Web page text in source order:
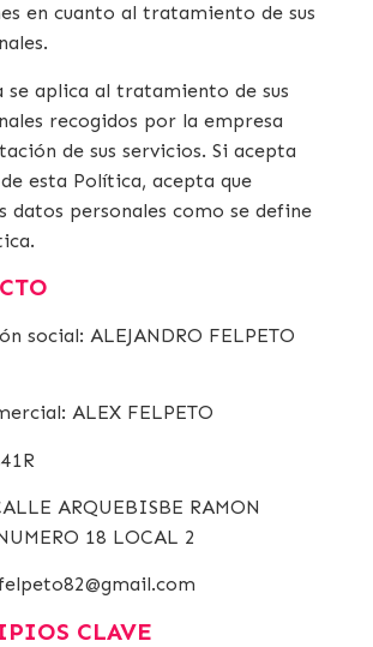
en cuanto al tratamiento de sus
se aplica al tratamiento de sus
recogidos por la empresa
de sus servicios. Si acepta
esta Política, acepta que
datos personales como se define
social: ALEJANDRO FELPETO
ALEX FELPETO
ARQUEBISBE RAMON
18 LOCAL 2
CLAVE